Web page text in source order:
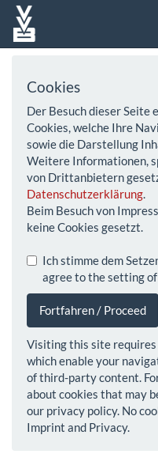
Cookies
Der Besuch dieser Seite
Cookies, welche Ihre
sowie die Darstellung
Weitere Informationen,
von Drittanbietern
Datenschutzerklärung.
Beim Besuch von
keine Cookies gesetzt.
Ich stimme dem
agree to the setting
Fortfahren / Proceed
Visiting this site requires
which enable your
of third-party content.
about cookies that may
our privacy policy. No
Imprint and Privacy.